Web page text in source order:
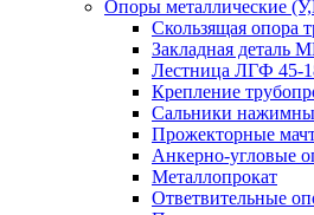
Опоры металлические
Скользящая опора
Закладная деталь
Лестница ЛГФ 45-
Крепление
Сальники
Прожекторные
Анкерно-угловые
Металлопрокат
Ответвительные